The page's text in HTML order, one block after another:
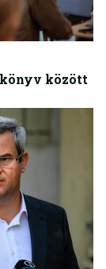
között